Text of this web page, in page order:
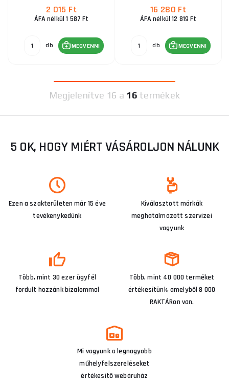
2 015 Ft
ÁFA nélkül 1 587 Ft
db MEGVENNI
16 280 Ft
ÁFA nélkül 12 819 Ft
db MEGVENNI
Megjelenítve 16 a 16termékek
5 OK, HOGY MIÉRT VÁSÁROLJON NÁLUNK
Ezen a szakterületen már 15 éve
tevékenykedünk
Kiválasztott márkák
meghatalmazott szervizei
vagyunk
Több, mint 30 ezer ügyfél
fordult hozzánk bizalommal
Több, mint 40 000 terméket
értékesítünk, amelyből 8 000
RAKTÁRon van.
Mi vagyunk a legnagyobb
műhelyfelszereléseket
értékesítő webáruház